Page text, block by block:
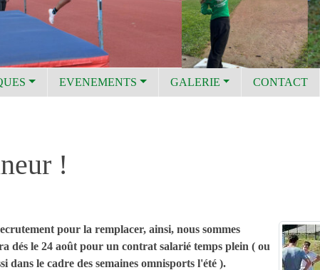
EVENEMENTS GALERIE CONTACT
!
pour la remplacer, ainsi, nous sommes
le 24 août pour un contrat salarié temps plein ( ou
le cadre des semaines omnisports l'été ).